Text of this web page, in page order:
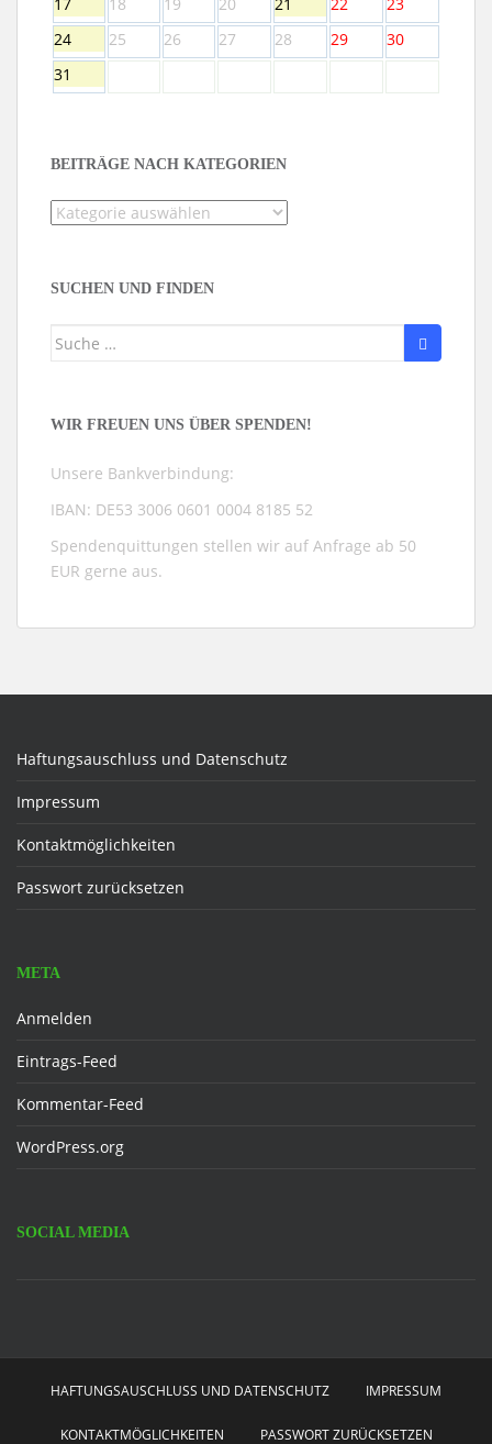
17
18 19 20 21 22
23
24
25 26 27 28 29
30
31
BEITRÄGE NACH KATEGORIEN
Beiträge
SUCHEN UND FINDEN
Suche
WIR FREUEN UNS ÜBER SPENDEN!
Unsere Bankverbindung:
IBAN: DE53 3006 0601 0004 8185 52
Spendenquittungen stellen wir auf Anfrage ab 50
EUR gerne aus.
Haftungsauschluss und Datenschutz
Impressum
Kontaktmöglichkeiten
Passwort zurücksetzen
META
Anmelden
Eintrags-Feed
Kommentar-Feed
WordPress.org
SOCIAL MEDIA
HAFTUNGSAUSCHLUSS UND DATENSCHUTZ IMPRESSUM
KONTAKTMÖGLICHKEITEN PASSWORT ZURÜCKSETZEN